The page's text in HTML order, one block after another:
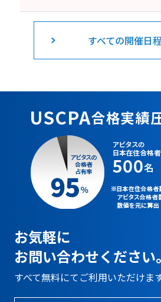
すべての開催日
お気軽に
お問い合わせください。
すべて無料にてご利用いただけます